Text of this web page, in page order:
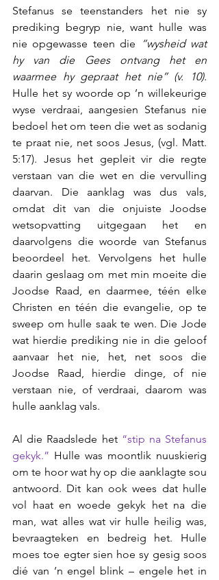
Stefanus se teenstanders het nie sy
prediking begryp nie, want hulle was
nie opgewasse teen die
“wysheid wat
hy van die Gees ontvang het en
waarmee hy gepraat het nie” (v. 10).
Hulle het sy woorde op ’n willekeurige
wyse verdraai, aangesien Stefanus nie
bedoel het om teen die wet as sodanig
te praat nie, net soos Jesus, (vgl. Matt.
5:17). Jesus het gepleit vir die regte
verstaan van die wet en die vervulling
daarvan. Die aanklag was dus vals,
omdat dit van die onjuiste Joodse
wetsopvatting uitgegaan het en
daarvolgens die woorde van Stefanus
beoordeel het. Vervolgens het hulle
daarin geslaag om met min moeite die
Joodse Raad, en daarmee, téén elke
Christen en téén die evangelie, op te
sweep om hulle saak te wen. Die Jode
wat hierdie prediking nie in die geloof
aanvaar het nie, het, net soos die
Joodse Raad, hierdie dinge, of nie
verstaan nie, of verdraai, daarom was
hulle aanklag vals.
Al die Raadslede het “stip na Stefanus
gekyk.” Hulle was moontlik nuuskierig
om te hoor wat hy op die aanklagte sou
antwoord. Dit kan ook wees dat hulle
vol haat en woede gekyk het na die
man, wat alles wat vir hulle heilig was,
bevraagteken en bedreig het. Hulle
moes toe egter sien hoe sy gesig soos
dié van ’n engel blink – engele het in